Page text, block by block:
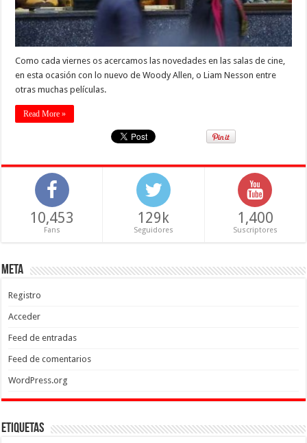
Como cada viernes os acercamos las novedades en las salas de cine,
en esta ocasión con lo nuevo de Woody Allen, o Liam Nesson entre
otras muchas películas.
Read More »
10,453
Fans
129k
Seguidores
1,400
Suscriptores
Meta
Registro
Acceder
Feed de entradas
Feed de comentarios
WordPress.org
Etiquetas